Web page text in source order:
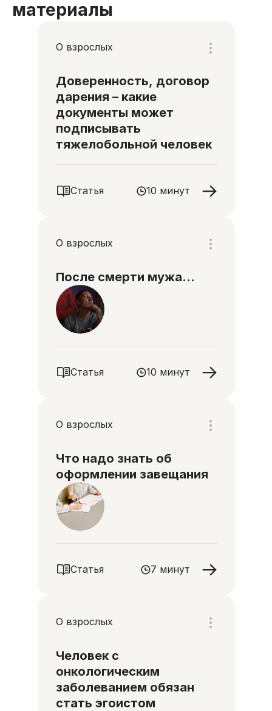
материалы
О взрослых
Доверенность, договор
дарения – какие
документы может
подписывать
тяжелобольной человек
Статья 10 минут
О взрослых
После смерти мужа…
Статья 10 минут
О взрослых
Что надо знать об
оформлении завещания
Статья 7 минут
О взрослых
Человек с
онкологическим
заболеванием обязан
стать эгоистом